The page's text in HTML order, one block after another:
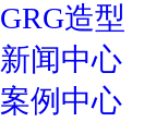
GRG造型
新闻中心
案例中心